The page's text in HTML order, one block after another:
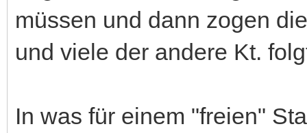
müssen und dann zogen
und viele der andere Kt.
In was für einem "freien"